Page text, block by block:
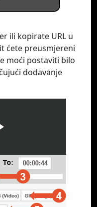
ili kopirate URL u
ćete preusmjereni
moći postaviti bilo
dodavanje